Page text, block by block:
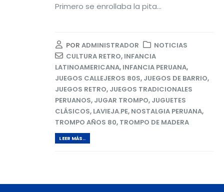
Primero se enrollaba la pita...
POR ADMINISTRADOR
NOTICIAS
CULTURA RETRO, INFANCIA
LATINOAMERICANA, INFANCIA PERUANA,
JUEGOS CALLEJEROS 80S, JUEGOS DE BARRIO,
JUEGOS RETRO, JUEGOS TRADICIONALES
PERUANOS, JUGAR TROMPO, JUGUETES
CLÁSICOS, LAVIEJA.PE, NOSTALGIA PERUANA,
TROMPO AÑOS 80, TROMPO DE MADERA
LEER MÁS..